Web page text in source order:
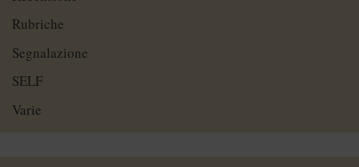
Rubriche
Segnalazione
SELF
Varie